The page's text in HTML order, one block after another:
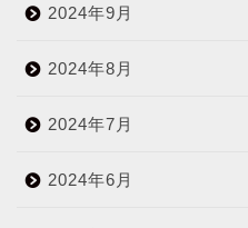
2024年9月
2024年8月
2024年7月
2024年6月